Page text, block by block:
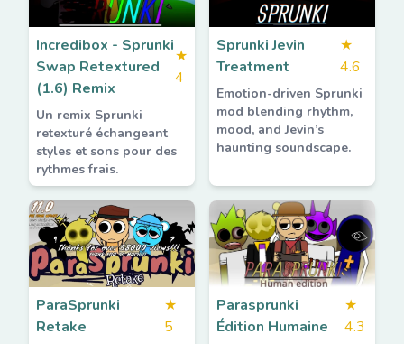
Incredibox - Sprunki
Swap Retextured
(1.6) Remix
★
4
Un remix Sprunki
retexturé échangeant
styles et sons pour des
rythmes frais.
Sprunki Jevin
Treatment
★
4.6
Emotion-driven Sprunki
mod blending rhythm,
mood, and Jevin’s
haunting soundscape.
ParaSprunki
Retake
★
5
Parasprunki
Édition Humaine
★
4.3